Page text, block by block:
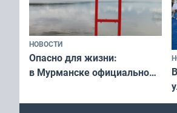
НОВОСТИ
Опасно для жизни:
в Мурманске официально
в городских водоёмах